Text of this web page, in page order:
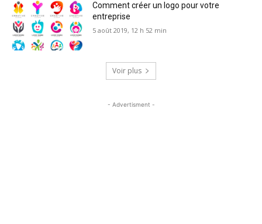
Comment créer un logo pour votre
entreprise
5 août 2019, 12 h 52 min
Voir plus
- Advertisment -